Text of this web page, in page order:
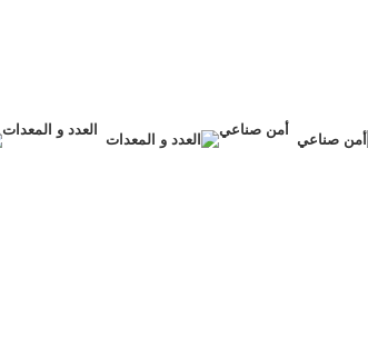
العدد و المعدات أمن صناعي